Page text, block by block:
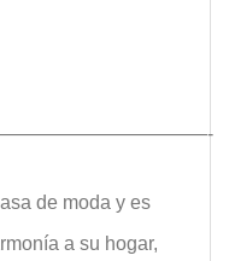
de moda y es
a su hogar,